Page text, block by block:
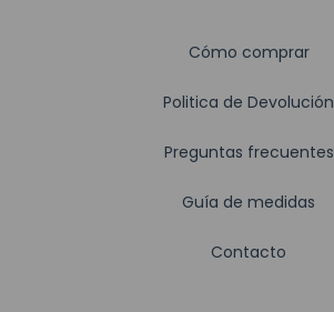
Cómo comprar
Politica de Devolución
Preguntas frecuentes
Guía de medidas
Contacto